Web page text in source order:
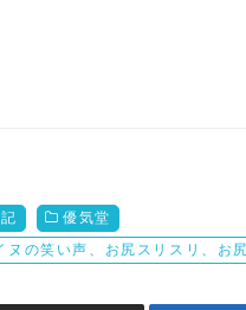
優気堂
ヌの笑い声、お尻スリスリ、お